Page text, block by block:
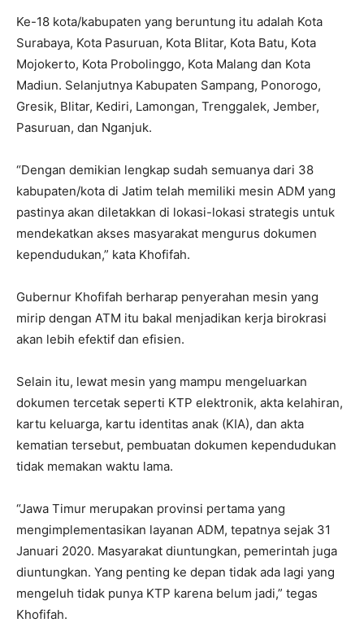
Ke-18 kota/kabupaten yang beruntung itu adalah Kota
Surabaya, Kota Pasuruan, Kota Blitar, Kota Batu, Kota
Mojokerto, Kota Probolinggo, Kota Malang dan Kota
Madiun. Selanjutnya Kabupaten Sampang, Ponorogo,
Gresik, Blitar, Kediri, Lamongan, Trenggalek, Jember,
Pasuruan, dan Nganjuk.
“Dengan demikian lengkap sudah semuanya dari 38
kabupaten/kota di Jatim telah memiliki mesin ADM yang
pastinya akan diletakkan di lokasi-lokasi strategis untuk
mendekatkan akses masyarakat mengurus dokumen
kependudukan,” kata Khofifah.
Gubernur Khofifah berharap penyerahan mesin yang
mirip dengan ATM itu bakal menjadikan kerja birokrasi
akan lebih efektif dan efisien.
Selain itu, lewat mesin yang mampu mengeluarkan
dokumen tercetak seperti KTP elektronik, akta kelahiran,
kartu keluarga, kartu identitas anak (KIA), dan akta
kematian tersebut, pembuatan dokumen kependudukan
tidak memakan waktu lama.
“Jawa Timur merupakan provinsi pertama yang
mengimplementasikan layanan ADM, tepatnya sejak 31
Januari 2020. Masyarakat diuntungkan, pemerintah juga
diuntungkan. Yang penting ke depan tidak ada lagi yang
mengeluh tidak punya KTP karena belum jadi,” tegas
Khofifah.